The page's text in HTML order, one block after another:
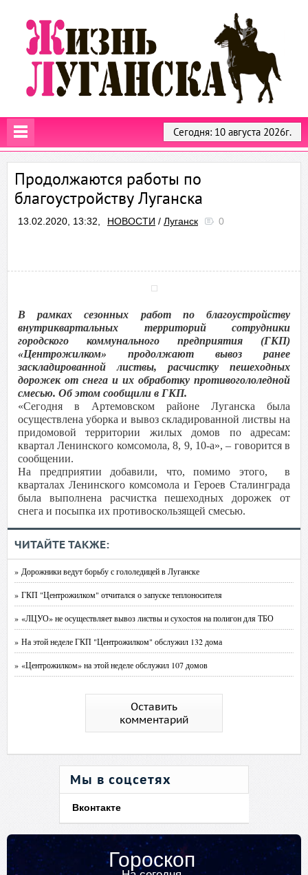
Сегодня: 10 августа 2026г.
Продолжаются работы по
благоустройству Луганска
13.02.2020, 13:32, НОВОСТИ / Луганск 0
В рамках сезонных работ по благоустройству
внутриквартальных территорий сотрудники
городского коммунального предприятия (ГКП)
«Центрожилком» продолжают вывоз ранее
заскладированной листвы, расчистку пешеходных
дорожек от снега и их обработку противогололедной
смесью. Об этом сообщили в ГКП.
«Сегодня в Артемовском районе Луганска была
осуществлена уборка и вывоз складированной листвы на
придомовой территории жилых домов по адресам:
квартал Ленинского комсомола, 8, 9, 10-а», – говорится в
сообщении.
На предприятии добавили, что, помимо этого, в
кварталах Ленинского комсомола и Героев Сталинграда
была выполнена расчистка пешеходных дорожек от
снега и посыпка их противоскользящей смесью.
ЧИТАЙТЕ ТАКЖЕ:
» Дорожники ведут борьбу с гололедицей в Луганске
» ГКП "Центрожилком" отчитался о запуске теплоносителя
» «ЛЦУО» не осуществляет вывоз листвы и сухостоя на полигон для ТБО
» На этой неделе ГКП "Центрожилком" обслужил 132 дома
» «Центрожилком» на этой неделе обслужил 107 домов
Оставить
комментарий
Мы в соцсетях
Вконтакте
Гороскоп